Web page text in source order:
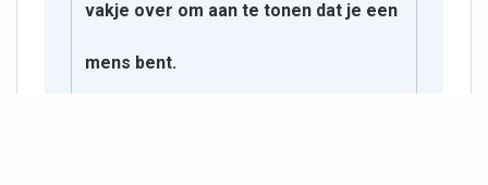
vakje over om aan te tonen dat je een
mens bent.